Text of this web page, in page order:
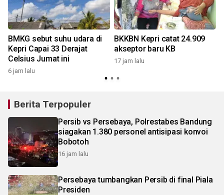
BMKG sebut suhu udara di
Kepri Capai 33 Derajat
Celsius Jumat ini
6 jam lalu
BKKBN Kepri catat 24.909
akseptor baru KB
17 jam lalu
Berita Terpopuler
Persib vs Persebaya, Polrestabes Bandung
siagakan 1.380 personel antisipasi konvoi
Bobotoh
16 jam lalu
Persebaya tumbangkan Persib di final Piala
Presiden